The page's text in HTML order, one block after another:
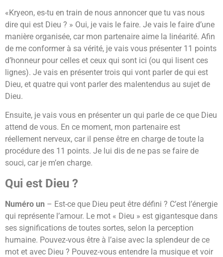
«Kryeon, es-tu en train de nous annoncer que tu vas nous
dire qui est Dieu ? » Oui, je vais le faire. Je vais le faire d’une
manière organisée, car mon partenaire aime la linéarité. Afin
de me conformer à sa vérité, je vais vous présenter 11 points
d’honneur pour celles et ceux qui sont ici (ou qui lisent ces
lignes). Je vais en présenter trois qui vont parler de qui est
Dieu, et quatre qui vont parler des malentendus au sujet de
Dieu.
Ensuite, je vais vous en présenter un qui parle de ce que Dieu
attend de vous. En ce moment, mon partenaire est
réellement nerveux, car il pense être en charge de toute la
procédure des 11 points. Je lui dis de ne pas se faire de
souci, car je m’en charge.
Qui est Dieu ?
Numéro un – Est-ce que Dieu peut être défini ? C’est l’énergie
qui représente l’amour. Le mot « Dieu » est gigantesque dans
ses significations de toutes sortes, selon la perception
humaine. Pouvez-vous être à l’aise avec la splendeur de ce
mot et avec Dieu ? Pouvez-vous entendre la musique et voir